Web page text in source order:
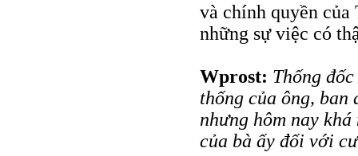
và chính quyền
những sự việc có
Wprost: Thống
thống của ông, ban
nhưng hôm nay
của bà ấy đối với